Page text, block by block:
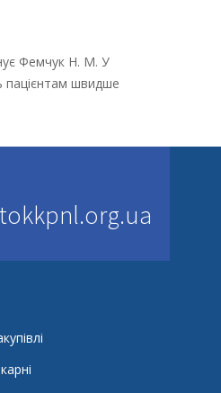
Фемчук Н. М. У
пацієнтам швидше